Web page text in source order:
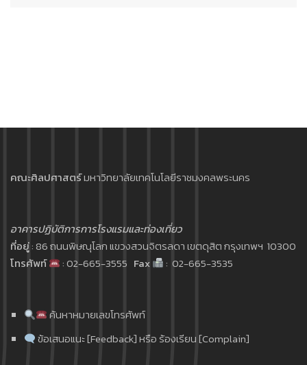
คณะศิลปศาสตร์มหาวิทยาลัยเทคโนโลยีราชมงคลพระนคร
อาคารปฏิบัติการการโรงแรมและท่องเที่ยว
ที่อยู่: 86 ถนนพิษณุโลก แขวงสวนจิตรลดา เขตดุสิต กรุงเทพฯ 10300
โทรศัพท์
: 02-665-3555 Fax : 02-665-3535
ค้นหาหมายเลขโทรศัพท์
ข้อเสนอแนะ [Feedback] หรือ ร้องเรียน [Complain]